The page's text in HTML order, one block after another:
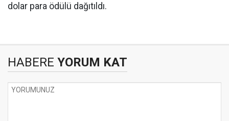
dolar para ödülü dağıtıldı.
HABERE YORUM KAT